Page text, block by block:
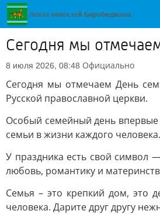
Сегодня мы
8 июля 2026, 08:48 Официально
Сегодня мы отмечаем День
Русской православной церкви.
Особый семейный день впервые
семьи в жизни каждого человека.
У праздника есть свой символ
любовь, романтику и
Семья – это крепкий дом, это
человека. Дарите друг другу